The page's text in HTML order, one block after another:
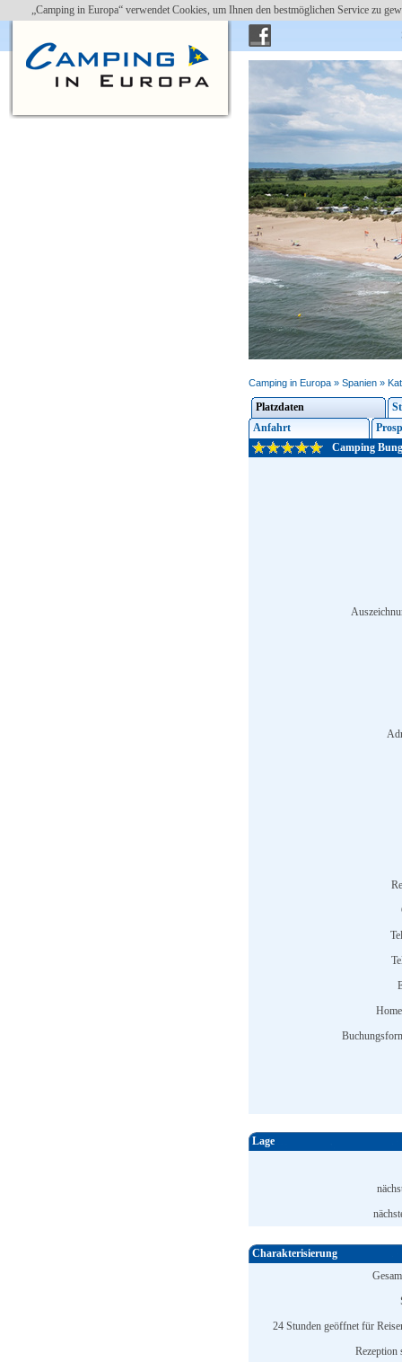
„Camping in Europa“ verwendet Cookies, um Ihnen den bestmöglichen Service zu
Camping in Europa » Spanien »
Platzdaten
Anfahrt
Camping
Lage
Charakterisierung
24 Stunden geöffnet für
Rezeption